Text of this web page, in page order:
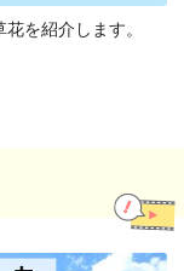
を紹介します。